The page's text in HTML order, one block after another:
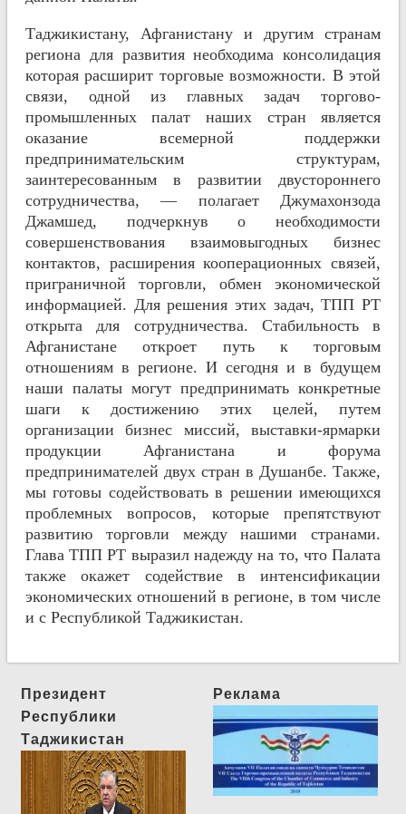
Таджикистану, Афганистану и другим странам
региона для развития необходима консолидация
которая расширит торговые возможности. В этой
связи, одной из главных задач торгово-
промышленных палат наших стран является
оказание всемерной поддержки
предпринимательским структурам,
заинтересованным в развитии двустороннего
сотрудничества, — полагает Джумахонзода
Джамшед, подчеркнув о необходимости
совершенствования взаимовыгодных бизнес
контактов, расширения кооперационных связей,
приграничной торговли, обмен экономической
информацией. Для решения этих задач, ТПП РТ
открыта для сотрудничества. Стабильность в
Афганистане откроет путь к торговым
отношениям в регионе. И сегодня и в будущем
наши палаты могут предпринимать конкретные
шаги к достижению этих целей, путем
организации бизнес миссий, выставки-ярмарки
продукции Афганистана и форума
предпринимателей двух стран в Душанбе. Также,
мы готовы содействовать в решении имеющихся
проблемных вопросов, которые препятствуют
развитию торговли между нашими странами.
Глава ТПП РТ выразил надежду на то, что Палата
также окажет содействие в интенсификации
экономических отношений в регионе, в том числе
и с Республикой Таджикистан.
Президент
Республики
Таджикистан
Реклама